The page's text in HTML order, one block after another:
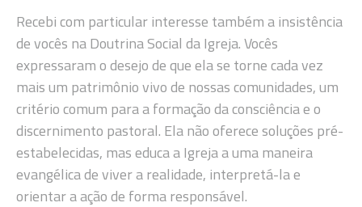
Recebi com particular interesse também a insistência
de vocês na Doutrina Social da Igreja. Vocês
expressaram o desejo de que ela se torne cada vez
mais um patrimônio vivo de nossas comunidades, um
critério comum para a formação da consciência e o
discernimento pastoral. Ela não oferece soluções pré-
estabelecidas, mas educa a Igreja a uma maneira
evangélica de viver a realidade, interpretá-la e
orientar a ação de forma responsável.